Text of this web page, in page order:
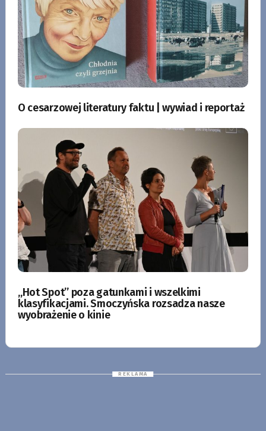
O cesarzowej literatury faktu | wywiad i reportaż
„Hot Spot” poza gatunkami i wszelkimi
klasyfikacjami. Smoczyńska rozsadza nasze
wyobrażenie o kinie